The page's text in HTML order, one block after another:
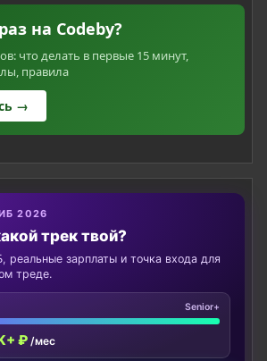
на Codeby?
что делать в первые 15 минут,
правила
→
2026
трек твой?
реальные зарплаты и точка входа для
треде.
Senior+
₽/мес